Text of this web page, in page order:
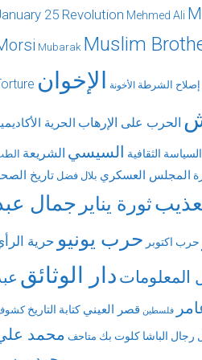
25 Revolution Mehmed Ali
Mubarak Muslim
إصلاح الشرطة الأخونة الإخوان
الحرب على الإرهاب الحرية
السياسة الثقافية السيسي الشريعة
المجلس العسكري بلال فضل تاريخ
ثورة يناير جمال
حرب اكتوبر حرب يونيو حرية
المعلومات دار الوثائق
فلسطين قصر العيني كتابة التاريخ
رجال الباشا كلوت بك متاحف محمد